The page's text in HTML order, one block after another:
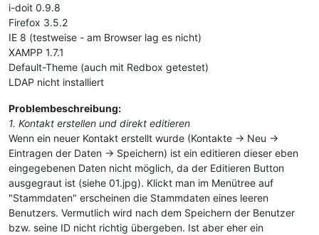
i-doit 0.9.8
Firefox 3.5.2
IE 8 (testweise - am Browser lag es nicht)
XAMPP 1.7.1
Default-Theme (auch mit Redbox getestet)
LDAP nicht installiert
Problembeschreibung:
1. Kontakt erstellen und direkt editieren
Wenn ein neuer Kontakt erstellt wurde (Kontakte -> Neu ->
Eintragen der Daten -> Speichern) ist ein editieren dieser eben
eingegebenen Daten nicht möglich, da der Editieren Button
ausgegraut ist (siehe 01.jpg). Klickt man im Menütree auf
"Stammdaten" erscheinen die Stammdaten eines leeren
Benutzers. Vermutlich wird nach dem Speichern der Benutzer
bzw. seine ID nicht richtig übergeben. Ist aber eher ein